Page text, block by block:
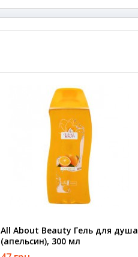
All About Beauty Гель для душа
(апельсин), 300 мл